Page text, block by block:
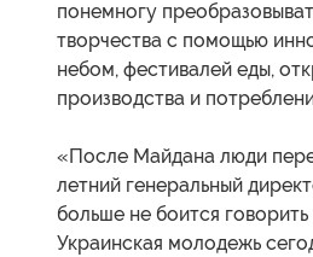
понемногу
творчества с помощью
небом, фестивалей еды,
производства и
«После Майдана люди
летний генеральный
больше не боится
Украинская молодежь